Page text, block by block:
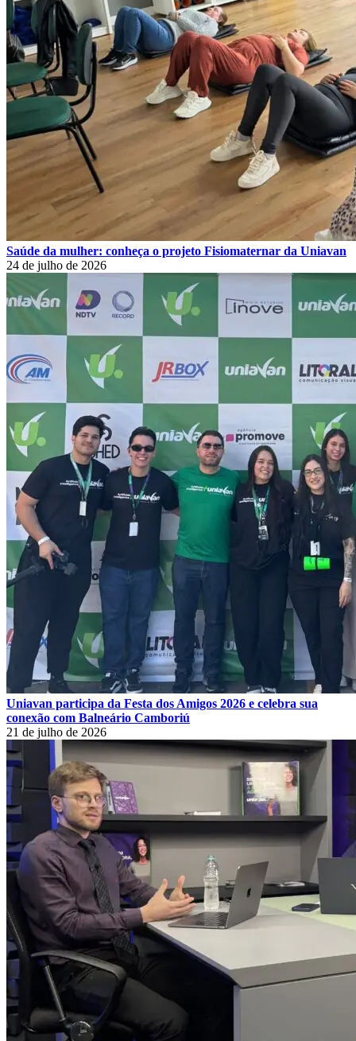
Saúde da mulher: conheça o projeto Fisiomaternar da Uniavan
24 de julho de 2026
Uniavan participa da Festa dos Amigos 2026 e celebra sua
conexão com Balneário Camboriú
21 de julho de 2026